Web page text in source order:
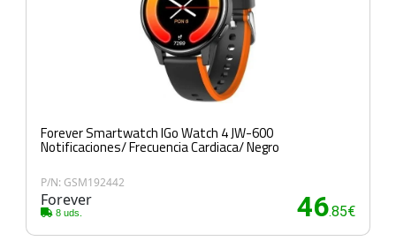
Forever Smartwatch IGo Watch 4 JW-600
Notificaciones/ Frecuencia Cardiaca/ Negro
P/N: GSM192442
Forever
8 uds. 46.85€